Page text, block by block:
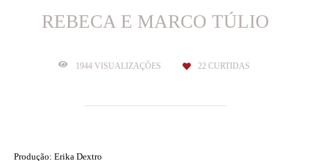
REBECA E MARCO TÚLIO
1944VISUALIZAÇÕES 22 CURTIDAS
Produção: Erika Dextro